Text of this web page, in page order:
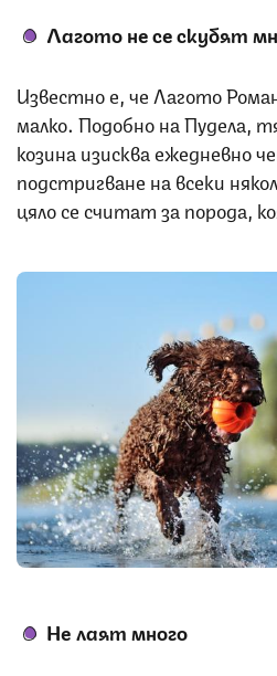
Лагото не се скубят
Известно е, че Лагото
малко. Подобно на Пудела,
козина изисква ежедневно
подстригване на всеки
цяло се считат за порода,
Не лаят много